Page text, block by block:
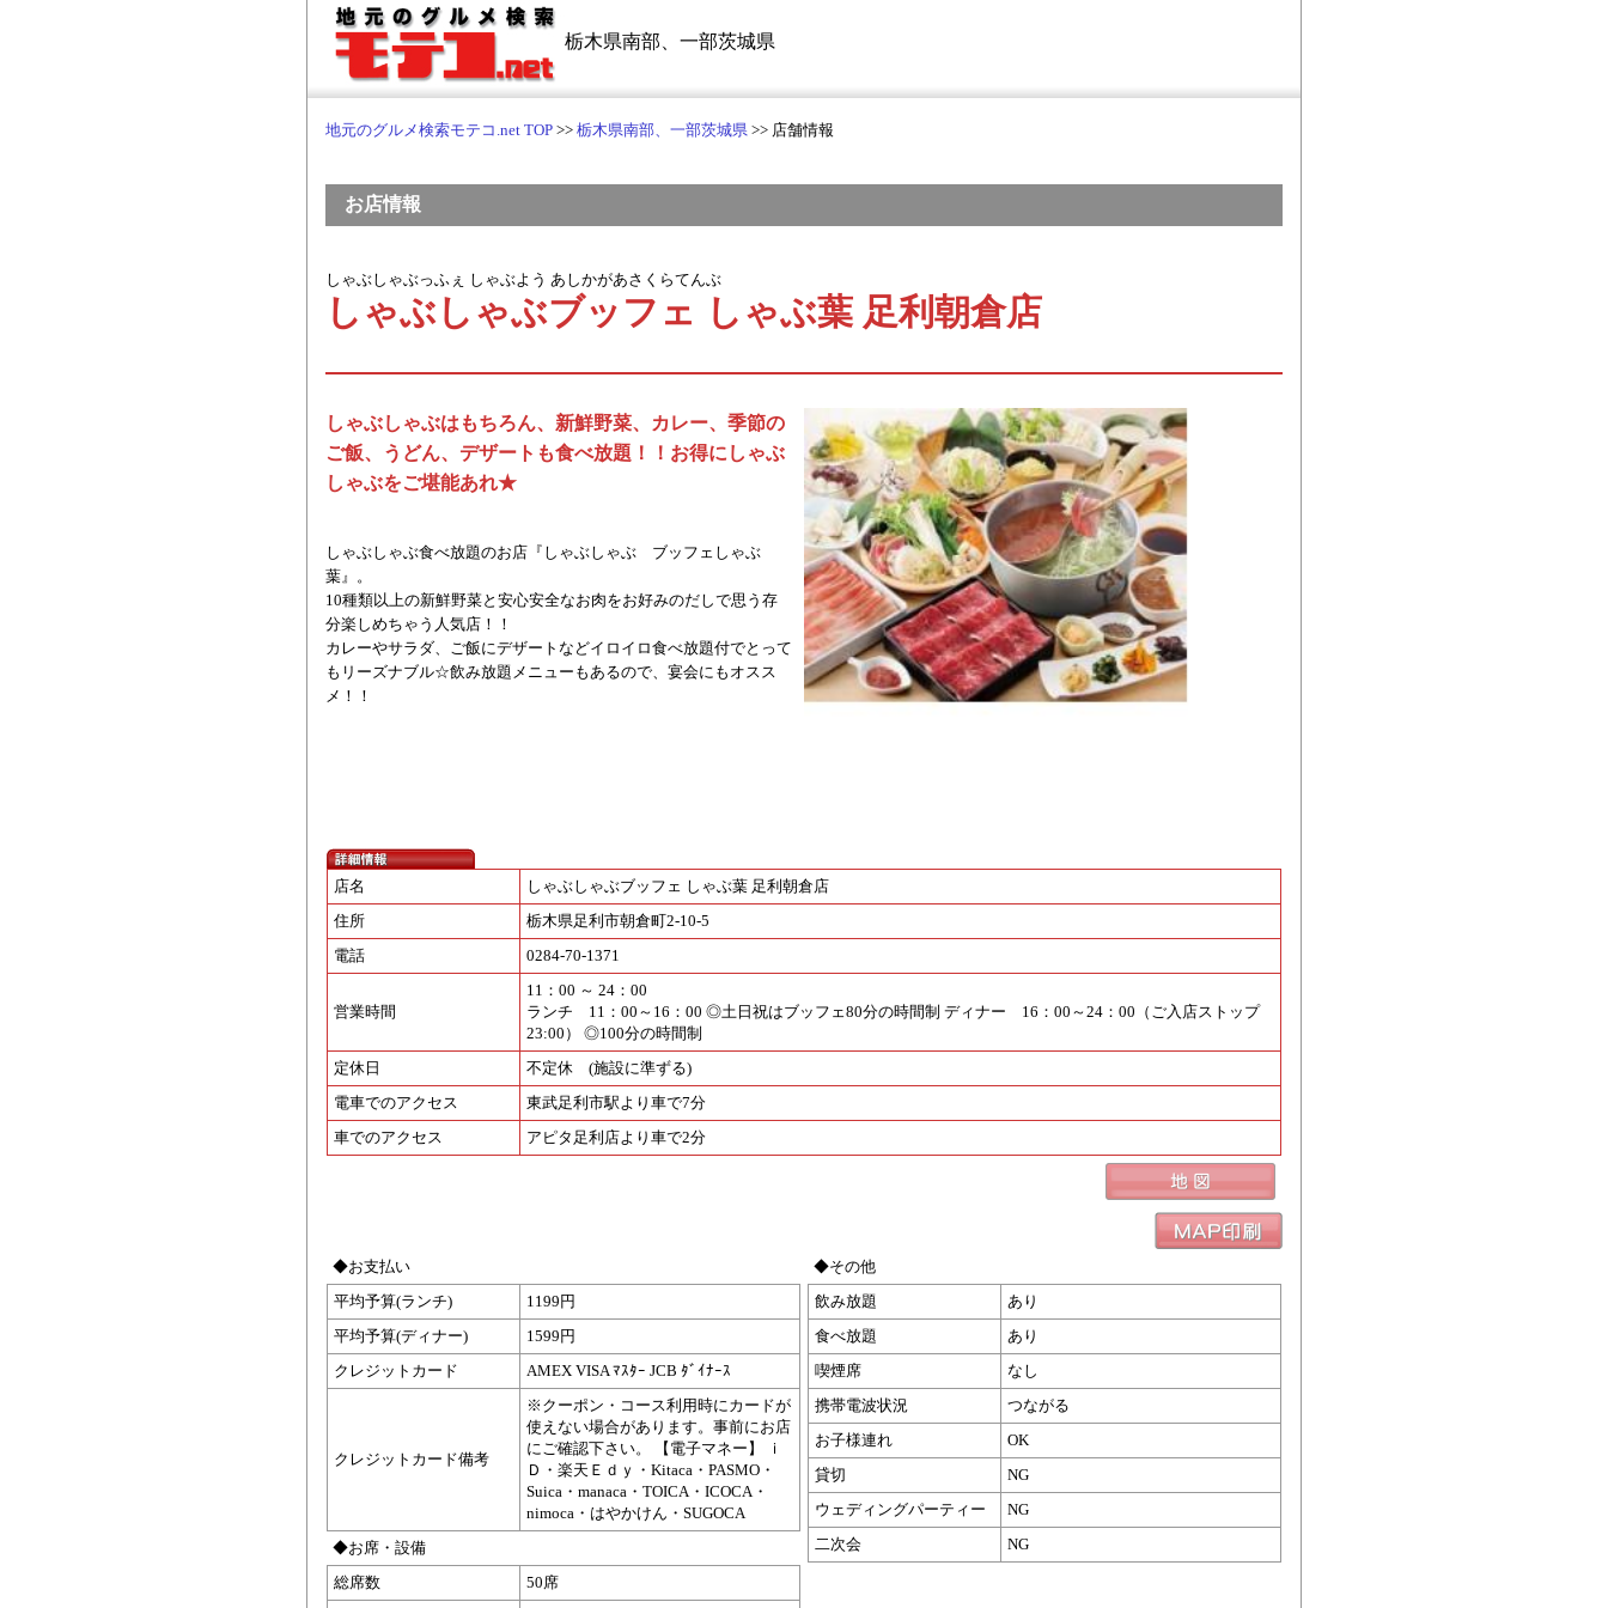
栃木県南部、一部茨城県
地元のグルメ検索モテコ.net TOP >> 栃木県南部、一部茨城県 >> 店舗情報
お店情報
しゃぶしゃぶっふぇ しゃぶよう あしかがあさくらてんぶ
しゃぶしゃぶブッフェ しゃぶ葉 足利朝倉店
しゃぶしゃぶはもちろん、新鮮野菜、カレー、季節の
ご飯、うどん、デザートも食べ放題！！お得にしゃぶ
しゃぶをご堪能あれ★
しゃぶしゃぶ食べ放題のお店『しゃぶしゃぶ ブッフェしゃぶ
葉』。
10種類以上の新鮮野菜と安心安全なお肉をお好みのだしで思う存
分楽しめちゃう人気店！！
カレーやサラダ、ご飯にデザートなどイロイロ食べ放題付でとって
もリーズナブル☆飲み放題メニューもあるので、宴会にもオスス
メ！！
店名
しゃぶしゃぶブッフェ しゃぶ葉 足利朝倉店
住所
栃木県足利市朝倉町2-10-5
電話
0284-70-1371
営業時間
11：00 ～ 24：00
ランチ 11：00～16：00 ◎土日祝はブッフェ80分の時間制 ディナー 16：00～24：00（ご入店ストップ
23:00） ◎100分の時間制
定休日
不定休 (施設に準ずる)
電車でのアクセス
東武足利市駅より車で7分
車でのアクセス
アピタ足利店より車で2分
◆お支払い
平均予算(ランチ)
1199円
平均予算(ディナー)
1599円
クレジットカード
AMEX VISA ﾏｽﾀｰ JCB ﾀﾞｲﾅｰｽ
クレジットカード備考
※クーポン・コース利用時にカードが
使えない場合があります。事前にお店
にご確認下さい。 【電子マネー】 ｉ
Ｄ・楽天Ｅｄｙ・Kitaca・PASMO・
Suica・manaca・TOICA・ICOCA・
nimoca・はやかけん・SUGOCA
◆お席・設備
総席数
50席
◆その他
飲み放題
あり
食べ放題
あり
喫煙席
なし
携帯電波状況
つながる
お子様連れ
OK
貸切
NG
ウェディングパーティー
NG
二次会
NG